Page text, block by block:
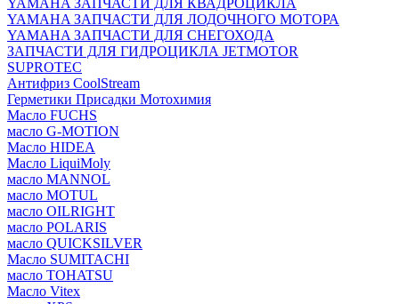
YAMAHA ЗАПЧАСТИ ДЛЯ КВАДРОЦИКЛА
YAMAHA ЗАПЧАСТИ ДЛЯ ЛОДОЧНОГО МОТОРА
YAMAHA ЗАПЧАСТИ ДЛЯ СНЕГОХОДА
ЗАПЧАСТИ ДЛЯ ГИДРОЦИКЛА JETMOTOR
SUPROTEC
Антифриз CoolStream
Герметики Присадки Мотохимия
Масло FUCHS
масло G-MOTION
Масло HIDEA
Масло LiquiMoly
масло MANNOL
масло MOTUL
масло OILRIGHT
масло POLARIS
масло QUICKSILVER
Масло SUMITACHI
масло TOHATSU
Масло Vitex